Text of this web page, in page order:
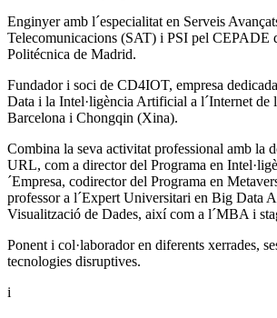
Enginyer amb l´especialitat en Serveis
Telecomunicacions (SAT) i PSI pel CEPADE
Politécnica de Madrid.
Fundador i soci de CD4IOT, empresa
Data i la Intel·ligència Artificial a l´Internet de
Barcelona i Chongqin (Xina).
Combina la seva activitat professional amb la
URL, com a director del Programa en
´Empresa, codirector del Programa en
professor a l´Expert Universitari en Big Data
Visualització de Dades, així com a l´MBA i
Ponent i col·laborador en diferents xerrades,
tecnologies disruptives.
i